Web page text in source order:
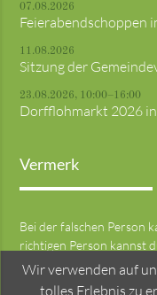
07.08.2026
Feierabendschoppen
11.08.2026
Sitzung der
23.08.2026, 10:00–16:00
Dorfflohmarkt 2026
Vermerk
Bei der falschen Person
richtigen Person kannst
Wir verwenden auf
tolles Erlebnis zu